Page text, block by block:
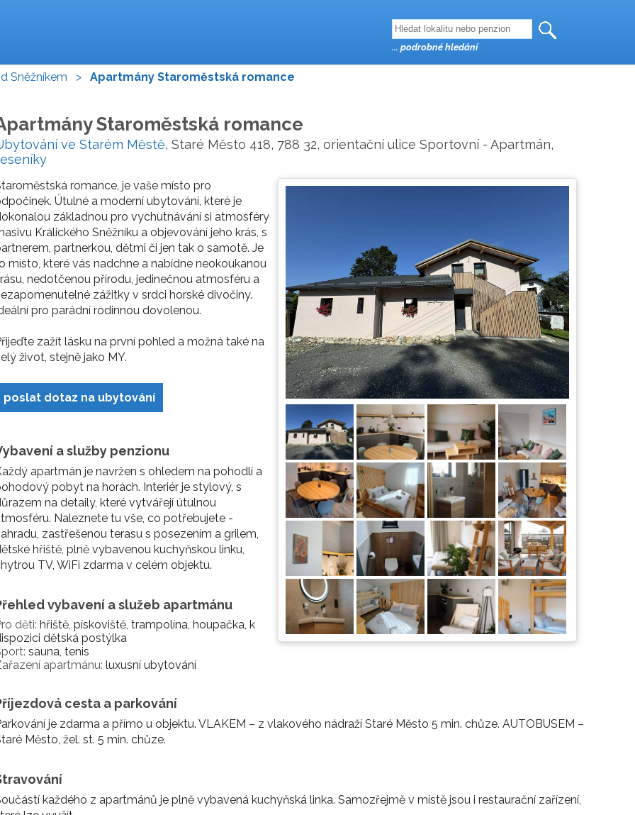
Sněžníkem > Apartmány Staroměstská romance
Staroměstská romance
ve Starém Městě, Staré Město 418, 788 32, orientační ulice Sportovní - Apartmán,
romance, je vaše místo pro
Útulné a moderní ubytování, které je
základnou pro vychutnávání si atmosféry
Králického Sněžníku a objevování jeho krás, s
partnerkou, dětmi či jen tak o samotě. Je
místo, které vás nadchne a nabídne neokoukanou
nedotčenou přírodu, jedinečnou atmosféru a
zážitky v srdci horské divočiny.
pro parádní rodinnou dovolenou.
zažít lásku na první pohled a možná také na
život, stejně jako MY.
poslat dotaz na ubytování
a služby penzionu
apartmán je navržen s ohledem na pohodlí a
pobyt na horách. Interiér je stylový, s
na detaily, které vytvářejí útulnou
Naleznete tu vše, co potřebujete -
zastřešenou terasu s posezením a grilem,
hřiště, plně vybavenou kuchyňskou linku,
TV, WiFi zdarma v celém objektu.
vybavení a služeb apartmánu
děti: hřiště, pískoviště, trampolína, houpačka, k
dětská postýlka
sauna, tenis
apartmánu: luxusní ubytování
cesta a parkování
je zdarma a přímo u objektu. VLAKEM – z vlakového nádraží Staré Město 5 min. chůze. AUTOBUSEM –
Město, žel. st. 5 min. chůze.
každého z apartmánů je plně vybavená kuchyňská linka. Samozřejmě v místě jsou i restaurační zařízení,
... podrobné hledání